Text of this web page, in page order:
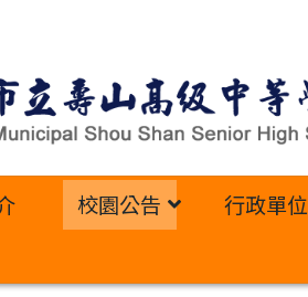
校園公告 行政單位